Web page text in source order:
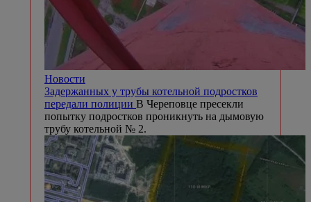
Новости
Задержанных у трубы котельной подростков
передали полиции В Череповце пресекли
попытку подростков проникнуть на дымовую
трубу котельной № 2.